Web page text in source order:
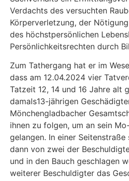
Verdachts des versuchten
Körperverletzung, der
des höchstpersönlichen
Persönlichkeitsrechten durch
Zum Tathergang hat er im
dass am 12.04.2024 vier
Tatzeit 12, 14 und 16 Jahre alt
damals13-jährigen
Mönchengladbacher
ihnen zu folgen, um an sein
gelangen. In einer
dann von zwei der
und in den Bauch geschlagen
weiterer Beschul­digter das